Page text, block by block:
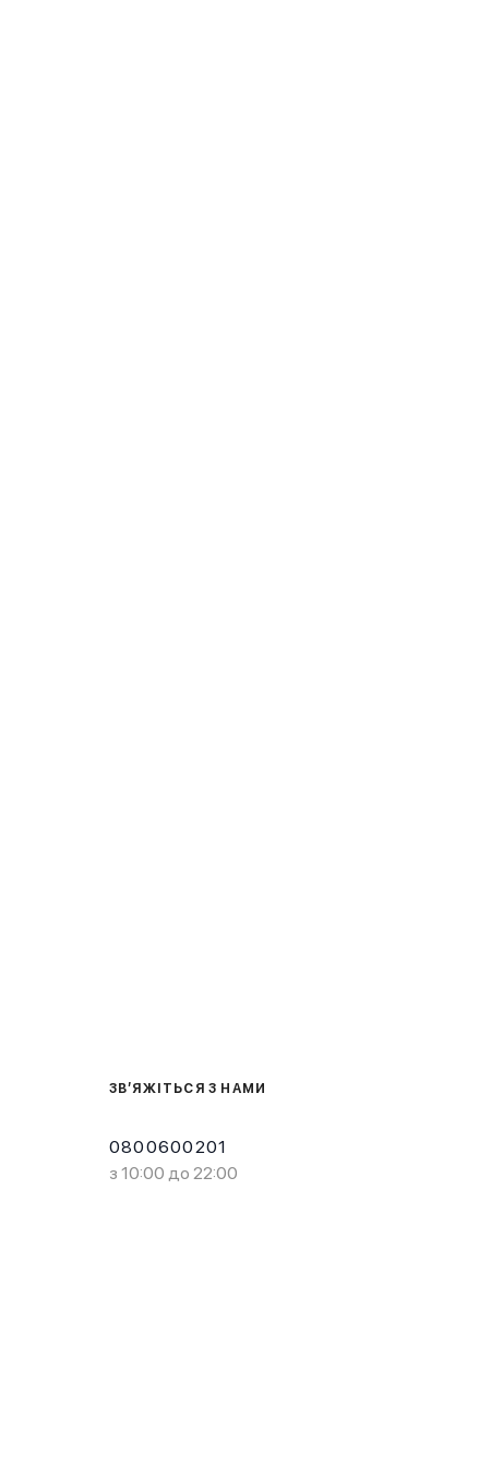
ЗВ’ЯЖІТЬСЯ З НАМИ
0800600201
з 10:00 до 22:00